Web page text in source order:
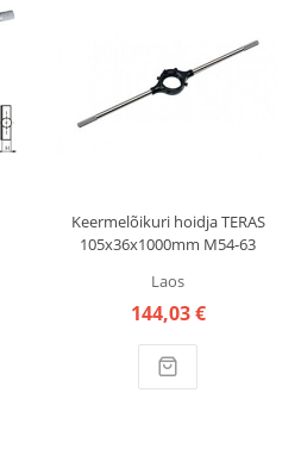
Keermelõikuri hoidja TERAS
105x36x1000mm M54-63
Laos
144,03 €